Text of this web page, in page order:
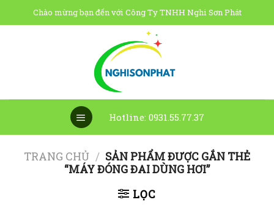
to
Chào mừng bạn đến với Công Ty TNHH Nghi Sơn Phát
Hotline: 0931.55.77.37
TRANG CHỦ / SẢN PHẨM ĐƯỢC GẮN THẺ
“MÁY ĐÓNG ĐAI DÙNG HƠI”
LỌC